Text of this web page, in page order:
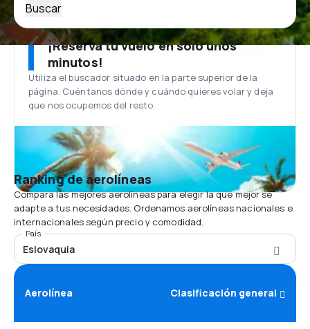
Buscar
¡Reserva tu vuelo en solo unos
minutos!
Utiliza el buscador situado en la parte superior de la
página. Cuéntanos dónde y cuándo quieres volar y deja
que nos ocupemos del resto.
Ranking de aerolíneas
Compara las mejores aerolíneas para elegir la que mejor se
adapte a tus necesidades. Ordenamos aerolíneas nacionales e
internacionales según precio y comodidad.
País
Eslovaquia
Aerolínea Clasificación general